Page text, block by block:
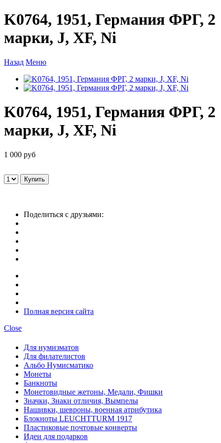
K0764, 1951, Германия ФРГ, 2
марки, J, XF, Ni
Назад Меню
K0764, 1951, Германия ФРГ, 2
марки, J, XF, Ni
1 000 руб
Поделиться с друзьями:
Полная версия сайта
Close
Для нумизматов
Для филателистов
Альбо Нумисматико
Монеты
Банкноты
Монетовидные жетоны, Медали, Фишки
Значки, Знаки отличия, Вымпелы
Нашивки, шевроны, военная атрибутика
Блокноты LEUCHTTURM 1917
Пластиковые почтовые конверты
Идеи для подарков